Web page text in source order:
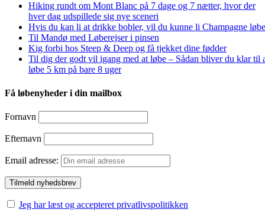
Hiking rundt om Mont Blanc på 7 dage og 7 nætter, hvor der
hver dag udspillede sig nye sceneri
Hvis du kan li at drikke bobler, vil du kunne li Champagne
Til Mandø med Løberejser i pinsen
Kig forbi hos Steep & Deep og få tjekket dine fødder
Til dig der godt vil igang med at løbe – Sådan bliver du klar til
løbe 5 km på bare 8 uger
Få løbenyheder i din mailbox
Fornavn
Efternavn
Email adresse:
Jeg har læst og accepteret privatlivspolitikken